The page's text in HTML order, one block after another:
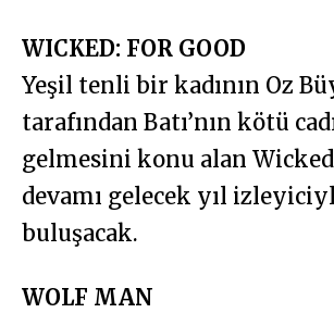
WICKED: FOR GOOD
Yeşil tenli bir kadının Oz
tarafından Batı’nın kötü
gelmesini konu alan
devamı gelecek yıl
buluşacak.
WOLF MAN